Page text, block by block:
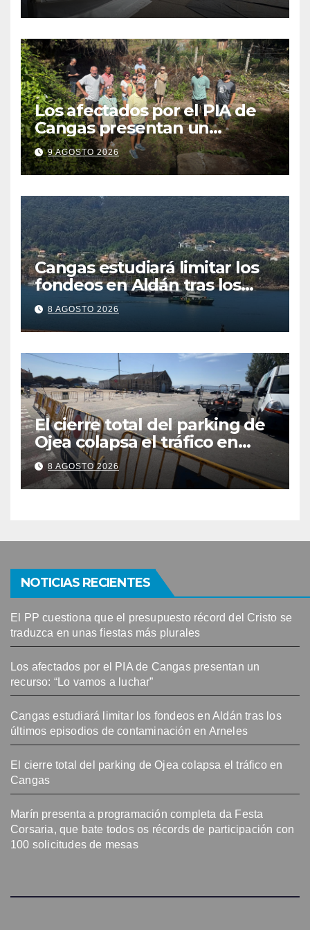
fiestas más plurales
Los afectados por el PIA de
Cangas presentan un
recurso: “Lo vamos a luchar”
9 AGOSTO 2026
Cangas estudiará limitar los
fondeos en Aldán tras los
últimos episodios de
contaminación en Arneles
8 AGOSTO 2026
El cierre total del parking de
Ojea colapsa el tráfico en
Cangas
8 AGOSTO 2026
NOTICIAS RECIENTES
El PP cuestiona que el presupuesto récord del Cristo se
traduzca en unas fiestas más plurales
Los afectados por el PIA de Cangas presentan un
recurso: “Lo vamos a luchar”
Cangas estudiará limitar los fondeos en Aldán tras los
últimos episodios de contaminación en Arneles
El cierre total del parking de Ojea colapsa el tráfico en
Cangas
Marín presenta a programación completa da Festa
Corsaria, que bate todos os récords de participación con
100 solicitudes de mesas